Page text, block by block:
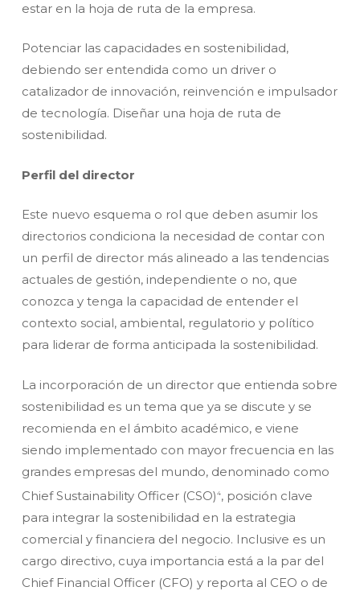
estar en la hoja de ruta de la empresa.
Potenciar las capacidades en sostenibilidad,
debiendo ser entendida como un driver o
catalizador de innovación, reinvención e impulsador
de tecnología. Diseñar una hoja de ruta de
sostenibilidad.
Perfil del director
Este nuevo esquema o rol que deben asumir los
directorios condiciona la necesidad de contar con
un perfil de director más alineado a las tendencias
actuales de gestión, independiente o no, que
conozca y tenga la capacidad de entender el
contexto social, ambiental, regulatorio y político
para liderar de forma anticipada la sostenibilidad.
La incorporación de un director que entienda sobre
sostenibilidad es un tema que ya se discute y se
recomienda en el ámbito académico, e viene
siendo implementado con mayor frecuencia en las
grandes empresas del mundo, denominado como
Chief Sustainability Officer (CSO) 4, posición clave
para integrar la sostenibilidad en la estrategia
comercial y financiera del negocio. Inclusive es un
cargo directivo, cuya importancia está a la par del
Chief Financial Officer (CFO) y reporta al CEO o de